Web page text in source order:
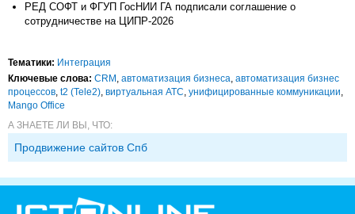
РЕД СОФТ и ФГУП ГосНИИ ГА подписали соглашение о
сотрудничестве на ЦИПР-2026
Тематики: Интеграция
Ключевые слова: CRM , автоматизация бизнеса, автоматизация бизнес
процессов, t2 (Tele2), виртуальная АТС, унифицированные коммуникации,
Mango Office
А ЗНАЕТЕ ЛИ ВЫ, ЧТО:
Продвижение сайтов Спб